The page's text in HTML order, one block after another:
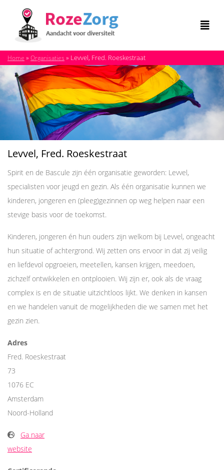
Home » Organisaties » Levvel, Fred. Roeskestraat
Levvel, Fred. Roeskestraat
Spirit en de Bascule zijn één organisatie geworden: Levvel,
specialisten voor jeugd en gezin. Als één organisatie kunnen we
kinderen, jongeren en (pleeg)gezinnen op weg helpen naar een
stevige basis voor de toekomst.
Kinderen, jongeren én hun ouders zijn welkom bij Levvel, ongeacht
hun situatie of achtergrond. Wij zetten ons ervoor in dat zij veilig
en liefdevol opgroeien, meetellen, kansen krijgen, meedoen,
zichzelf ontwikkelen en ontplooien. Wij zijn er, ook als de vraag
complex is en de situatie uitzichtloos lijkt. We denken in kansen
en we handelen vanuit de mogelijkheden die we samen met het
gezin zien.
Adres
Fred. Roeskestraat
73
1076 EC
Amsterdam
Noord-Holland
Ga naar
website